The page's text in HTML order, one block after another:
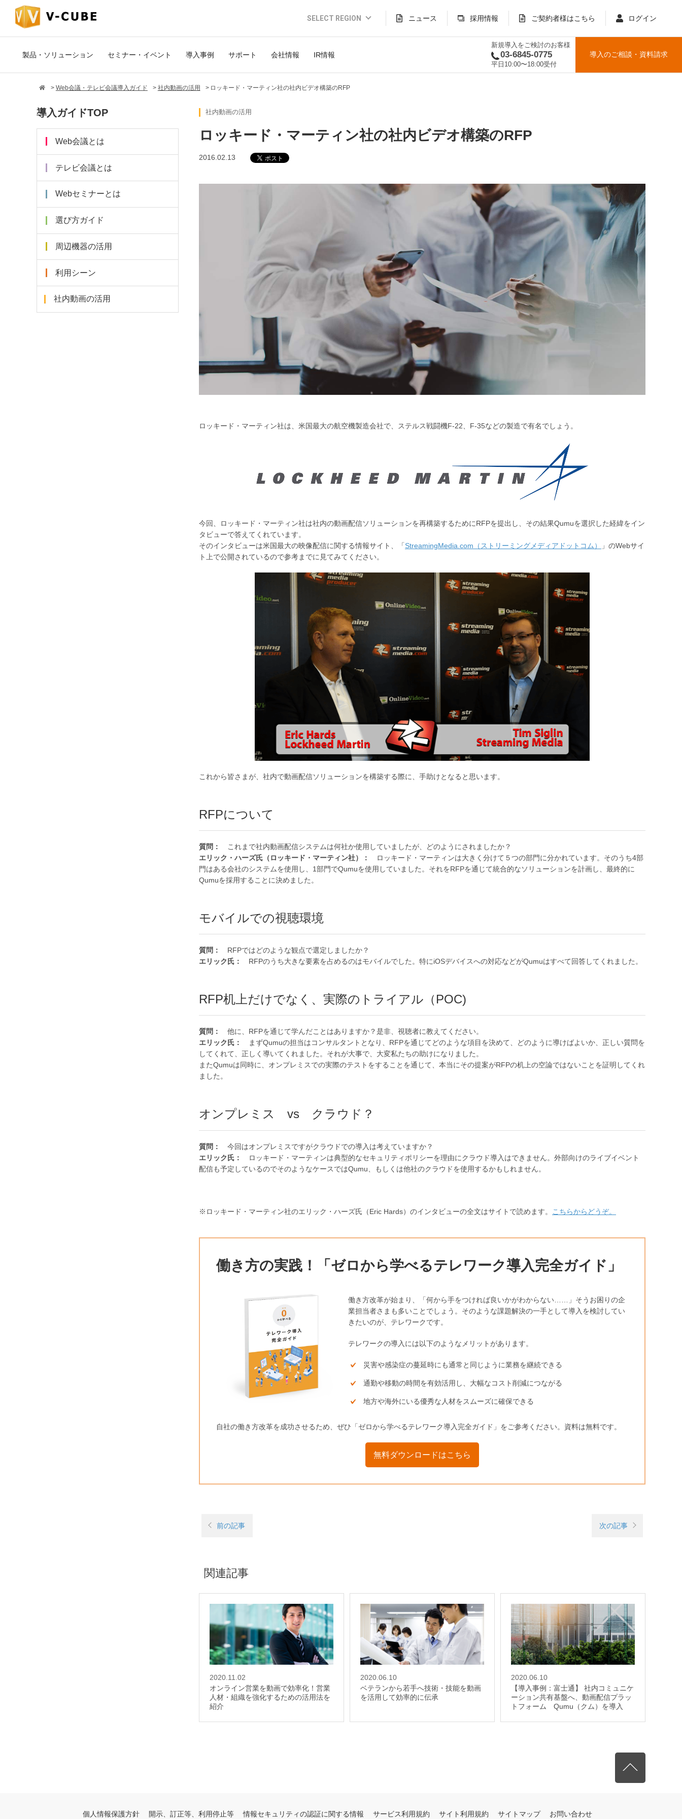
SELECT REGION
Global Website (English)
JAPAN (日本語)
TAIWAN(繁體)
ニュース 採用情報 ご契約者様はこちら ログイン
製品・ソリューション セミナー・イベント 導入事例 サポート 会社情報 IR情報
新規導入をご検討のお客様
03-6845-0775
平日10:00〜18:00受付
導入のご相談 ・ 資料請求
Web会議・テレビ会議導入ガイド 社内動画の活用 ロッキード・マーティン社の社内ビデオ構築のRFP
社内動画の活用
ロッキード・マーティン社の社内ビデオ構築のRFP
2016.02.13
ロッキード・マーティン社は、米国最大の航空機製造会社で、ステルス戦闘機F-22、F-35などの製造で有名でしょう。
今回、ロッキード・マーティン社は社内の動画配信ソリューションを再構築するためにRFPを提出し、その結果Qumuを選択した経緯をイン
タビューで答えてくれています。
そのインタビューは米国最大の映像配信に関する情報サイト、「 StreamingMedia.com（ストリーミングメディアドットコム）
」のWebサイ
ト上で公開されているので参考までに見てみてください。
これから皆さまが、社内で動画配信ソリューションを構築する際に、手助けとなると思います。
RFPについて
質問： これまで社内動画配信システムは何社か使用していましたが、どのようにされましたか？
エリック・ハーズ氏（ロッキード・マーティン社）：
ロッキード・マーティンは大きく分けて５つの部門に分かれています。そのうち4部
門はある会社のシステムを使用し、1部門でQumuを使用していました。それをRFPを通じて統合的なソリューションを計画し、最終的に
Qumuを採用することに決めました。
モバイルでの視聴環境
質問： RFPではどのような観点で選定しましたか？
エリック氏：
RFPのうち大きな要素を占めるのはモバイルでした。特にiOSデバイスへの対応などがQumuはすべて回答してくれました。
RFP机上だけでなく、実際のトライアル（POC)
質問： 他に、RFPを通じて学んだことはありますか？是非、視聴者に教えてください。
エリック氏：
まずQumuの担当はコンサルタントとなり、RFPを通じてどのような項目を決めて、どのように導けばよいか、正しい質問を
してくれて、正しく導いてくれました。それが大事で、大変私たちの助けになりました。
またQumuは同時に、オンプレミスでの実際のテストをすることを通じて、本当にその提案がRFPの机上の空論ではないことを証明してくれ
ました。
オンプレミス vs クラウド？
質問： 今回はオンプレミスですがクラウドでの導入は考えていますか？
エリック氏：
ロッキード・マーティンは典型的なセキュリティポリシーを理由にクラウド導入はできません。外部向けのライブイベント
配信も予定しているのでそのようなケースではQumu、もしくは他社のクラウドを使用するかもしれません。
※ロッキード・マーティン社のエリック・ハーズ氏（Eric Hards）のインタビューの全文はサイトで読めます。 こちらからどうぞ。
働き方の実践！「ゼロから学べるテレワーク導入完全ガイド」
働き方改革が始まり、「何から手をつければ良いかがわからない……」そうお困りの企
業担当者さまも多いことでしょう。そのような課題解決の一手として導入を検討してい
きたいのが、テレワークです。
テレワークの導入には以下のようなメリットがあります。
災害や感染症の蔓延時にも通常と同じように業務を継続できる
通勤や移動の時間を有効活用し、大幅なコスト削減につながる
地方や海外にいる優秀な人材をスムーズに確保できる
自社の働き方改革を成功させるため、ぜひ「ゼロから学べるテレワーク導入完全ガイド」をご参考ください。資料は無料です。
無料ダウンロードはこちら
前の記事 次の記事
関連記事
2020.11.02
オンライン営業を動画で効率化！営業
人材・組織を強化するための活用法を
紹介
2020.06.10
ベテランから若手へ技術・技能を動画
を活用して効率的に伝承
2020.06.10
【導入事例：富士通】 社内コミュニケ
ーション共有基盤へ、動画配信プラッ
トフォーム Qumu（クム）を導入
導入ガイドTOP
Web会議とは
テレビ会議とは
Webセミナーとは
選び方ガイド
周辺機器の活用
利用シーン
社内動画の活用
個人情報保護方針 開示、訂正等、利用停止等 情報セキュリティの認証に関する情報 サービス利用規約 サイト利用規約 サイトマップ お問い合わせ